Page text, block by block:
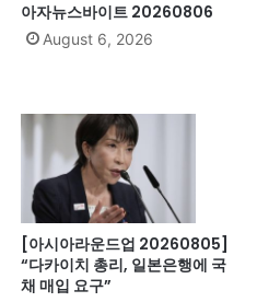
아자뉴스바이트 20260806
August 6, 2026
[아시아라운드업 20260805]
“다카이치 총리, 일본은행에 국
채 매입 요구”